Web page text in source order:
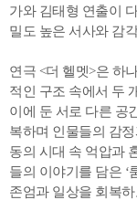
가와 김태형 연출이
밀도 높은 서사와 감
연극 <더 헬멧>은 하
적인 구조 속에서 두
이에 둔 서로 다른 공
복하며 인물들의 감
동의 시대 속 억압과
들의 이야기를 담은 ‘
존엄과 일상을 회복하